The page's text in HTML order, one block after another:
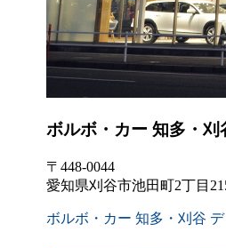
ボルボ・カー 知多・刈
〒448-0044
愛知県刈谷市池田町2丁目
ボルボ・カー 知多・刈谷